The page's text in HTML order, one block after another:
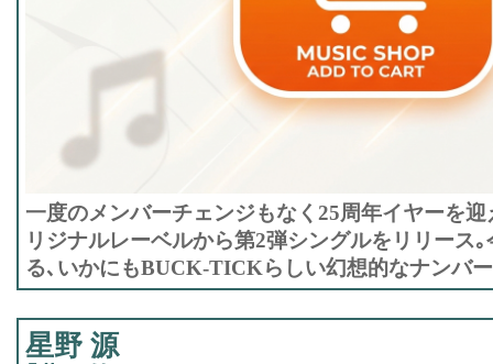
一度のメンバーチェンジもなく25周年イヤーを
リジナルレーベルから第2弾シングルをリリース
る､いかにもBUCK-TICKらしい幻想的なナンバ
星野 源